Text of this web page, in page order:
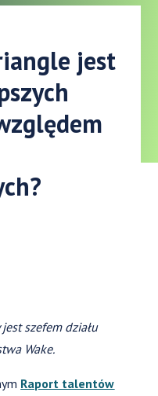
jest
szefem działu
Wake.
Raport talentów